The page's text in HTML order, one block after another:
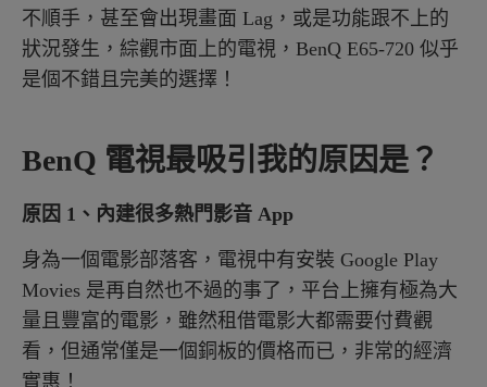
不順手，甚至會出現畫面 Lag，或是功能跟不上的
狀況發生，綜觀市面上的電視，BenQ E65-720 似乎
是個不錯且完美的選擇！
BenQ 電視最吸引我的原因是？
原因 1、內建很多熱門影音 App
身為一個電影部落客，電視中有安裝 Google Play
Movies 是再自然也不過的事了，平台上擁有極為大
量且豐富的電影，雖然租借電影大都需要付費觀
看，但通常僅是一個銅板的價格而已，非常的經濟
實惠！